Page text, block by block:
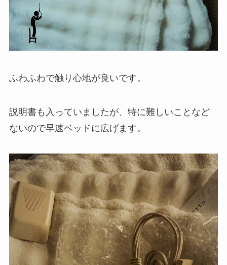
ふわふわで触り心地が良いです。
説明書も入っていましたが、特に難しいことなど
ないので早速ベッドに広げます。